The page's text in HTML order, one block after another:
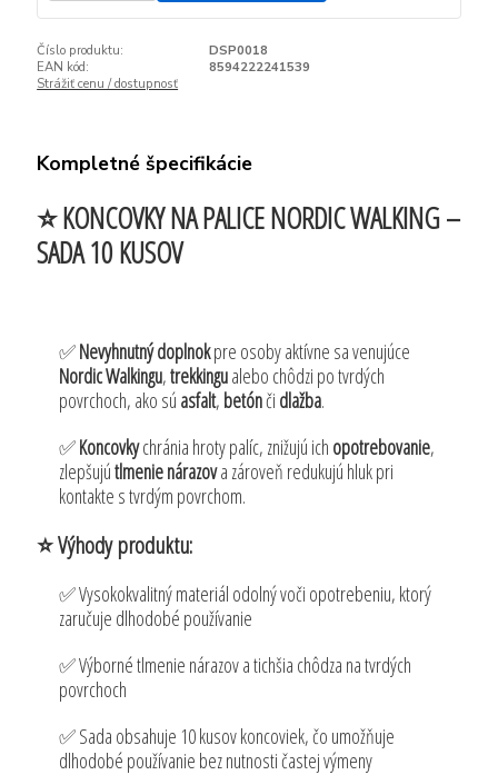
Číslo produktu:
DSP0018
EAN kód:
8594222241539
Strážiť cenu / dostupnosť
Kompletné špecifikácie
⭐️ KONCOVKY NA PALICE NORDIC WALKING –
SADA 10 KUSOV
✅Nevyhnutný doplnokpre osoby aktívne sa venujúce
Nordic Walkingu,trekkingualebo chôdzi po tvrdých
povrchoch, ako sú asfalt, betónči dlažba.
✅Koncovkychránia hroty palíc, znižujú ich opotrebovanie,
zlepšujútlmenie nárazova zároveň redukujú hluk pri
kontakte s tvrdým povrchom.
⭐️ Výhody produktu:
✅ Vysokokvalitný materiál odolný voči opotrebeniu, ktorý
zaručuje dlhodobé používanie
✅ Výborné tlmenie nárazov a tichšia chôdza na tvrdých
povrchoch
✅ Sada obsahuje 10 kusov koncoviek, čo umožňuje
dlhodobé používanie bez nutnosti častej výmeny